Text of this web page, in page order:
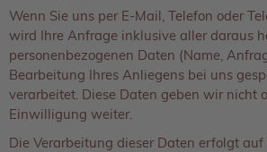
Wenn Sie uns per E-Mail, Telefon oder
wird Ihre Anfrage inklusive aller daraus
personenbezogenen Daten (Name,
Bearbeitung Ihres Anliegens bei uns
verarbeitet. Diese Daten geben wir nicht
Einwilligung weiter.
Die Verarbeitung dieser Daten erfolgt